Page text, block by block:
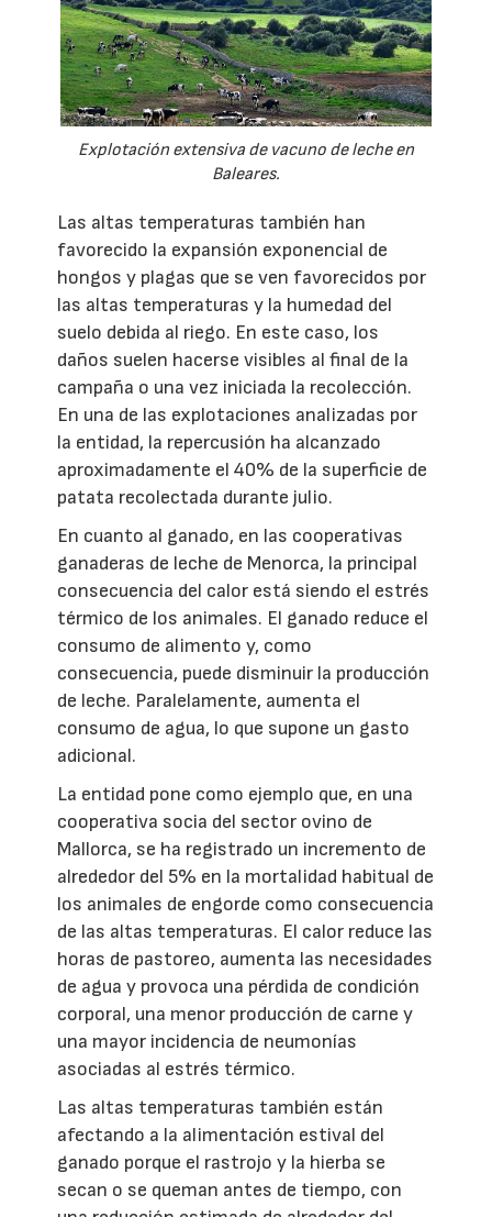
Explotación extensiva de vacuno de leche en
Baleares.
Las altas temperaturas también han
favorecido la expansión exponencial de
hongos y plagas que se ven favorecidos por
las altas temperaturas y la humedad del
suelo debida al riego. En este caso, los
daños suelen hacerse visibles al final de la
campaña o una vez iniciada la recolección.
En una de las explotaciones analizadas por
la entidad, la repercusión ha alcanzado
aproximadamente el 40% de la superficie de
patata recolectada durante julio.
En cuanto al ganado, en las cooperativas
ganaderas de leche de Menorca, la principal
consecuencia del calor está siendo el estrés
térmico de los animales. El ganado reduce el
consumo de alimento y, como
consecuencia, puede disminuir la producción
de leche. Paralelamente, aumenta el
consumo de agua, lo que supone un gasto
adicional.
La entidad pone como ejemplo que, en una
cooperativa socia del sector ovino de
Mallorca, se ha registrado un incremento de
alrededor del 5% en la mortalidad habitual de
los animales de engorde como consecuencia
de las altas temperaturas. El calor reduce las
horas de pastoreo, aumenta las necesidades
de agua y provoca una pérdida de condición
corporal, una menor producción de carne y
una mayor incidencia de neumonías
asociadas al estrés térmico.
Las altas temperaturas también están
afectando a la alimentación estival del
ganado porque el rastrojo y la hierba se
secan o se queman antes de tiempo, con